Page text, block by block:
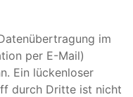
im
per E-Mail)
Ein lückenloser
durch Dritte ist nicht